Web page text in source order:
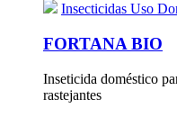
Insecticidas Uso
FORTANA BIO
Inseticida doméstico
rastejantes